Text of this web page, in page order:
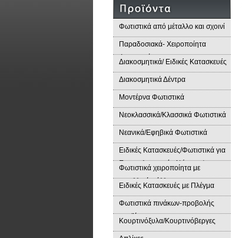
Φωτιστικά από μέταλλο και σχοινί
Παραδοσιακά- Χειροποίητα
Φωτιστικά
Διακοσμητικά/ Ειδικές Κατασκευές
Διακοσμητικά Δέντρα
Μοντέρνα Φωτιστικά
Νεοκλασσικά/Κλασσικά Φωτιστικά
Νεανικά/Εφηβικά Φωτιστικά
Ειδικές Κατασκευές/Φωτιστικά για
Επαγγελματικούς Χώρους/
Παραδοσιακά Φωτιστικά
Φωτιστικά χειροποίητα με
μεταλλικά φύλλα
Ειδικές Κατασκευές με Πλέγμα
Φωτιστικά πινάκων-προβολής
προϊόντων
Κουρτινόξυλα/Κουρτινόβεργες